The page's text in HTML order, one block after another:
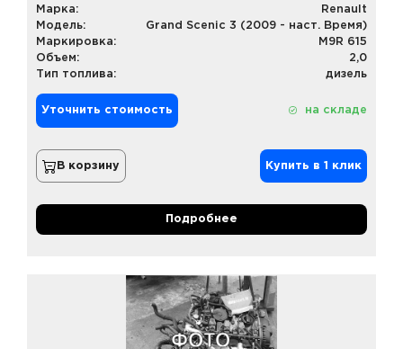
Марка:
Renault
Модель:
Grand Scenic 3 (2009 - наст. Время)
Маркировка:
M9R 615
Объем:
2,0
Тип топлива:
дизель
Уточнить стоимость на складе
В корзину Купить в 1 клик
Подробнее